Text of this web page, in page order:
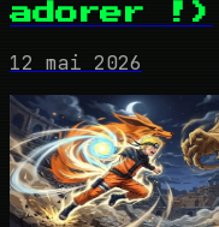
adorer !)
12 mai 2026